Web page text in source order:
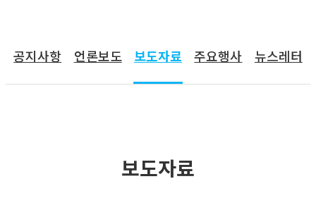
공지사항 언론보도 보도자료 주요행사 뉴스레터
보도자료